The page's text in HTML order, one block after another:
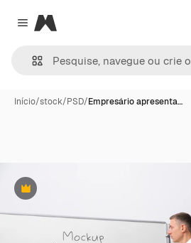
Close menu
Magnific
Início/stock/PSD/Empresário apresenta…
Premium